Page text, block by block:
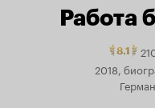
Работа
8.1
топ
2018,